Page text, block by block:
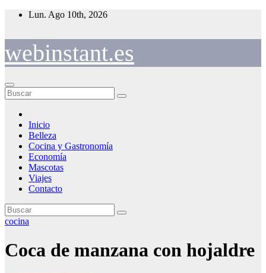
Saltar
Lun. Ago 10th, 2026
webinstant.es
Inicio
Belleza
Cocina y Gastronomía
Economía
Mascotas
Viajes
Contacto
cocina
Coca de manzana con hojaldre